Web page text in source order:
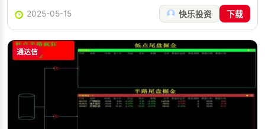
2025-05-15 快乐投资 下载
通达信